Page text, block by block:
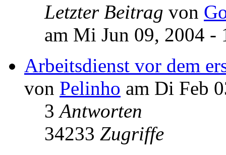
Letzter Beitrag von
am Mi Jun 09, 2004 -
Arbeitsdienst vor dem
von Pelinho am Di Feb
3Antworten
34233 Zugriffe